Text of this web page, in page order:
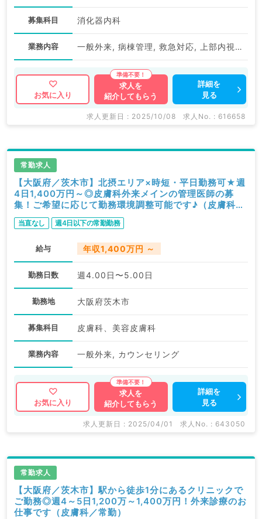
募集科目 消化器内科
業務内容 一般外来, 病棟管理, 救急対応, 上部内視鏡検査（ＧＦ）, 下部内視鏡検査（ＣＦ）
お気に入り
求人を
紹介してもらう
詳細を
見る
求人更新日 : 2025/10/08 求人No. : 616658
常勤求人
【大阪府／茨木市】北摂エリア×時短・平日勤務可★週
4日1,400万円～◎皮膚科外来メインの管理医師の募
集！ご希望に応じて勤務環境調整可能です♪（皮膚科／
常勤）
当直なし 週4日以下の常勤勤務
給与 年収1,400万円 ～
勤務日数 週4.00日〜5.00日
勤務地 大阪府茨木市
募集科目 皮膚科、美容皮膚科
業務内容 一般外来, カウンセリング
お気に入り
求人を
紹介してもらう
詳細を
見る
求人更新日 : 2025/04/01 求人No. : 643050
常勤求人
【大阪府／茨木市】駅から徒歩1分にあるクリニックで
ご勤務◎週4～5日1,200万～1,400万円！外来診療のお
仕事です（皮膚科／常勤）